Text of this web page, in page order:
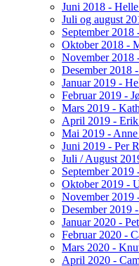
Juni 2018 -
Juli og august
September
Oktober 2018 -
November 2018
Desember 2018
Januar 2019 -
Februar 2019 -
Mars 2019 -
April 2019 -
Mai 2019 -
Juni 2019 - Per
Juli / August
September
Oktober 2019 -
November 2019
Desember 2019
Januar 2020 -
Februar 2020 -
Mars 2020 -
April 2020 -